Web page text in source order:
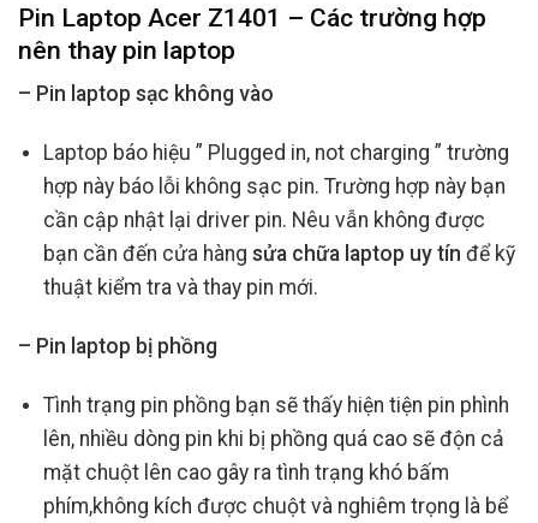
Pin Laptop Acer Z1401 – Các trường hợp
nên thay pin laptop
– Pin laptop sạc không vào
Laptop báo hiệu ” Plugged in, not charging ” trường
hợp này báo lỗi không sạc pin. Trường hợp này bạn
cần cập nhật lại driver pin. Nêu vẫn không được
bạn cần đến cửa hàng sửa chữa laptop uy tín để kỹ
thuật kiểm tra và thay pin mới.
– Pin laptop bị phồng
Tình trạng pin phồng bạn sẽ thấy hiện tiện pin phình
lên, nhiều dòng pin khi bị phồng quá cao sẽ độn cả
mặt chuột lên cao gây ra tình trạng khó bấm
phím,không kích được chuột và nghiêm trọng là bể